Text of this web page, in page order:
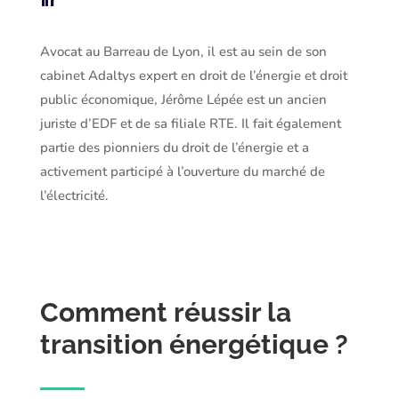
Avocat au Barreau de Lyon, il est au sein de son
cabinet Adaltys expert en droit de l’énergie et droit
public économique, Jérôme Lépée est un ancien
juriste d’EDF et de sa filiale RTE. Il fait également
partie des pionniers du droit de l’énergie et a
activement participé à l’ouverture du marché de
l’électricité.
Comment réussir la
transition énergétique ?